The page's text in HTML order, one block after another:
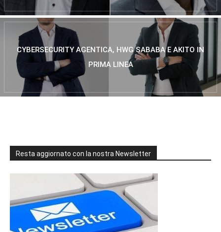
CYBERSECURITY AGENTICA, HWG SABABA E AKITO IN
PRIMA LINEA
Resta aggiornato con la nostra Newsletter